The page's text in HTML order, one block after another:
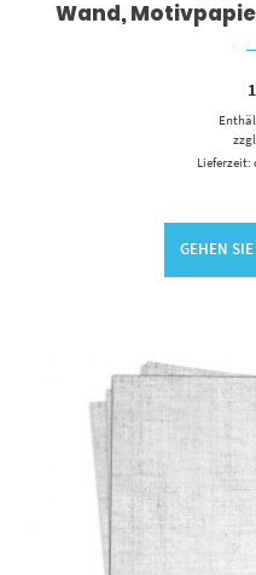
Wand,
Lieferzeit:
GEHEN